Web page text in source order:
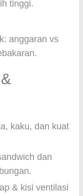
tinggi.
anggaran vs
kaku, dan kuat
dan
& kisi ventilasi